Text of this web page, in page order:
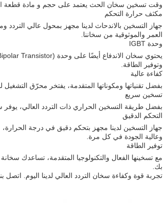
وقت تسخين سخان الحث يعتمد على حجم و مادة قطعة
مكثف حرارة التحكم
جهاز التسخين بالاندحاث لدينا مجهز بمحول عالي
العمر والموثوقية من سخاننا.
وحدة IGBT
وتوفير الطاقة.
كفاءة عالية
بفضل تقنياتها ومكوناتها المتقدمة، يفتخر محرّق التشغيل
تسخين سريع
بفضل طريقة التسخين الحراري ذات التردد العالي، يوفر
التحكم الدقيق
جهاز التسخين لدينا مجهز بتحكم دقيق في درجة
وعالية الجودة في كل مرة.
توفير الطاقة
مع تسخينها الفعال والتكنولوجيا المتقدمة، تساعدك
بك.
تجربة قوة وكفاءة سخان التردد العالي لدينا اليوم.